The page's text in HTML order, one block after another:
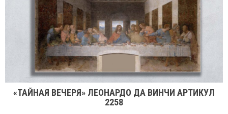
«ТАЙНАЯ ВЕЧЕРЯ» ЛЕОНАРДО ДА ВИНЧИ АРТИКУЛ
2258